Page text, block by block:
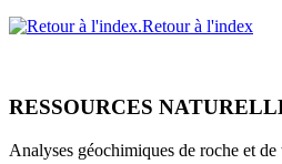
Retour à l'index
RESSOURCES
Analyses géochimiques de roche et